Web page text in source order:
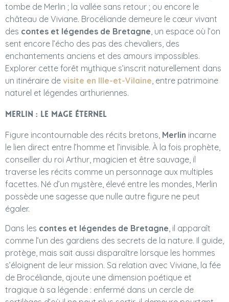
tombe de Merlin ; la vallée sans retour ; ou encore le
château de Viviane. Brocéliande demeure le cœur vivant
des contes et légendes de Bretagne , un espace où l’on
sent encore l’écho des pas des chevaliers, des
enchantements anciens et des amours impossibles.
Explorer cette forêt mythique s’inscrit naturellement dans
un itinéraire de visite en Ille-et-Vilaine , entre patrimoine
naturel et légendes arthuriennes.
Merlin : le mage éternel
Figure incontournable des récits bretons, Merlin incarne
le lien direct entre l’homme et l’invisible. À la fois prophète,
conseiller du roi Arthur, magicien et être sauvage, il
traverse les récits comme un personnage aux multiples
facettes. Né d’un mystère, élevé entre les mondes, Merlin
possède une sagesse que nulle autre figure ne peut
égaler.
Dans les contes et légendes de Bretagne, il apparaît
comme l’un des gardiens des secrets de la nature. Il guide,
protège, mais sait aussi disparaître lorsque les hommes
s’éloignent de leur mission. Sa relation avec Viviane, la fée
de Brocéliande, ajoute une dimension poétique et
tragique à sa légende : enfermé dans un cercle de